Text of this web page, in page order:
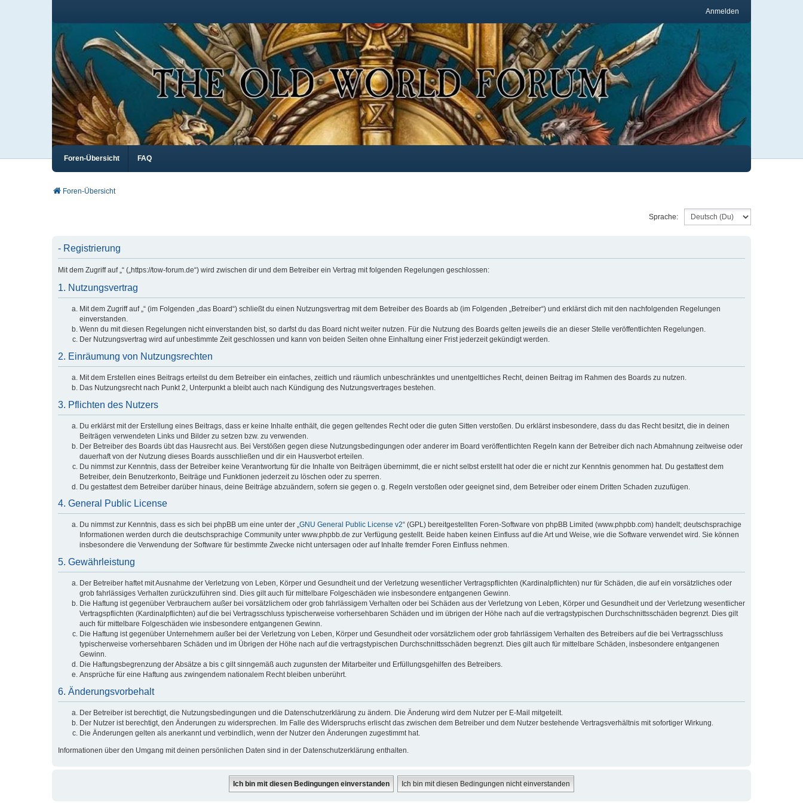
Anmelden
Foren-Übersicht FAQ
Foren-Übersicht
Sprache:
- Registrierung
Mit dem Zugriff auf „“ („https://tow-forum.de“) wird zwischen dir und dem Betreiber ein Vertrag mit folgenden Regelungen geschlossen:
1. Nutzungsvertrag
Mit dem Zugriff auf „“ (im Folgenden „das Board“) schließt du einen Nutzungsvertrag mit dem Betreiber des Boards ab (im Folgenden „Betreiber“) und erklärst dich mit den nachfolgenden Regelungen
einverstanden.
Wenn du mit diesen Regelungen nicht einverstanden bist, so darfst du das Board nicht weiter nutzen. Für die Nutzung des Boards gelten jeweils die an dieser Stelle veröffentlichten Regelungen.
Der Nutzungsvertrag wird auf unbestimmte Zeit geschlossen und kann von beiden Seiten ohne Einhaltung einer Frist jederzeit gekündigt werden.
2. Einräumung von Nutzungsrechten
Mit dem Erstellen eines Beitrags erteilst du dem Betreiber ein einfaches, zeitlich und räumlich unbeschränktes und unentgeltliches Recht, deinen Beitrag im Rahmen des Boards zu nutzen.
Das Nutzungsrecht nach Punkt 2, Unterpunkt a bleibt auch nach Kündigung des Nutzungsvertrages bestehen.
3. Pflichten des Nutzers
Du erklärst mit der Erstellung eines Beitrags, dass er keine Inhalte enthält, die gegen geltendes Recht oder die guten Sitten verstoßen. Du erklärst insbesondere, dass du das Recht besitzt, die in deinen
Beiträgen verwendeten Links und Bilder zu setzen bzw. zu verwenden.
Der Betreiber des Boards übt das Hausrecht aus. Bei Verstößen gegen diese Nutzungsbedingungen oder anderer im Board veröffentlichten Regeln kann der Betreiber dich nach Abmahnung zeitweise oder
dauerhaft von der Nutzung dieses Boards ausschließen und dir ein Hausverbot erteilen.
Du nimmst zur Kenntnis, dass der Betreiber keine Verantwortung für die Inhalte von Beiträgen übernimmt, die er nicht selbst erstellt hat oder die er nicht zur Kenntnis genommen hat. Du gestattest dem
Betreiber, dein Benutzerkonto, Beiträge und Funktionen jederzeit zu löschen oder zu sperren.
Du gestattest dem Betreiber darüber hinaus, deine Beiträge abzuändern, sofern sie gegen o. g. Regeln verstoßen oder geeignet sind, dem Betreiber oder einem Dritten Schaden zuzufügen.
4. General Public License
Du nimmst zur Kenntnis, dass es sich bei phpBB um eine unter der „GNU General Public License v2“ (GPL) bereitgestellten Foren-Software von phpBB Limited (www.phpbb.com) handelt; deutschsprachige
Informationen werden durch die deutschsprachige Community unter www.phpbb.de zur Verfügung gestellt. Beide haben keinen Einfluss auf die Art und Weise, wie die Software verwendet wird. Sie können
insbesondere die Verwendung der Software für bestimmte Zwecke nicht untersagen oder auf Inhalte fremder Foren Einfluss nehmen.
5. Gewährleistung
Der Betreiber haftet mit Ausnahme der Verletzung von Leben, Körper und Gesundheit und der Verletzung wesentlicher Vertragspflichten (Kardinalpflichten) nur für Schäden, die auf ein vorsätzliches oder
grob fahrlässiges Verhalten zurückzuführen sind. Dies gilt auch für mittelbare Folgeschäden wie insbesondere entgangenen Gewinn.
Die Haftung ist gegenüber Verbrauchern außer bei vorsätzlichem oder grob fahrlässigem Verhalten oder bei Schäden aus der Verletzung von Leben, Körper und Gesundheit und der Verletzung wesentlicher
Vertragspflichten (Kardinalpflichten) auf die bei Vertragsschluss typischerweise vorhersehbaren Schäden und im übrigen der Höhe nach auf die vertragstypischen Durchschnittsschäden begrenzt. Dies gilt
auch für mittelbare Folgeschäden wie insbesondere entgangenen Gewinn.
Die Haftung ist gegenüber Unternehmern außer bei der Verletzung von Leben, Körper und Gesundheit oder vorsätzlichem oder grob fahrlässigem Verhalten des Betreibers auf die bei Vertragsschluss
typischerweise vorhersehbaren Schäden und im Übrigen der Höhe nach auf die vertragstypischen Durchschnittsschäden begrenzt. Dies gilt auch für mittelbare Schäden, insbesondere entgangenen
Gewinn.
Die Haftungsbegrenzung der Absätze a bis c gilt sinngemäß auch zugunsten der Mitarbeiter und Erfüllungsgehilfen des Betreibers.
Ansprüche für eine Haftung aus zwingendem nationalem Recht bleiben unberührt.
6. Änderungsvorbehalt
Der Betreiber ist berechtigt, die Nutzungsbedingungen und die Datenschutzerklärung zu ändern. Die Änderung wird dem Nutzer per E-Mail mitgeteilt.
Der Nutzer ist berechtigt, den Änderungen zu widersprechen. Im Falle des Widerspruchs erlischt das zwischen dem Betreiber und dem Nutzer bestehende Vertragsverhältnis mit sofortiger Wirkung.
Die Änderungen gelten als anerkannt und verbindlich, wenn der Nutzer den Änderungen zugestimmt hat.
Informationen über den Umgang mit deinen persönlichen Daten sind in der Datenschutzerklärung enthalten.